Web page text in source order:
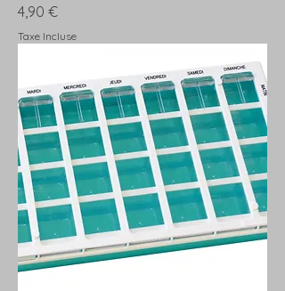
Prix
4,90 €
Taxe Incluse